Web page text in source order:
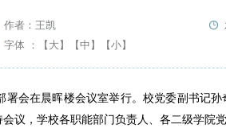
作者：王凯
字体 ： 【大】 【中】 【小】
会在晨晖楼会议室举行。校党委副书记
议，学校各职能部门负责人、各二级学院党